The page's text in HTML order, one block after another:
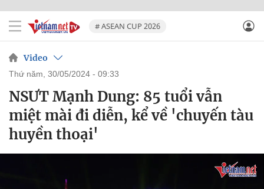
# ASEAN CUP 2026
Video
thứ năm, 30/05/2024 - 09:33
NSƯT Mạnh Dung: 85 tuổi vẫn
miệt mài đi diễn, kể về 'chuyến tàu
huyền thoại'